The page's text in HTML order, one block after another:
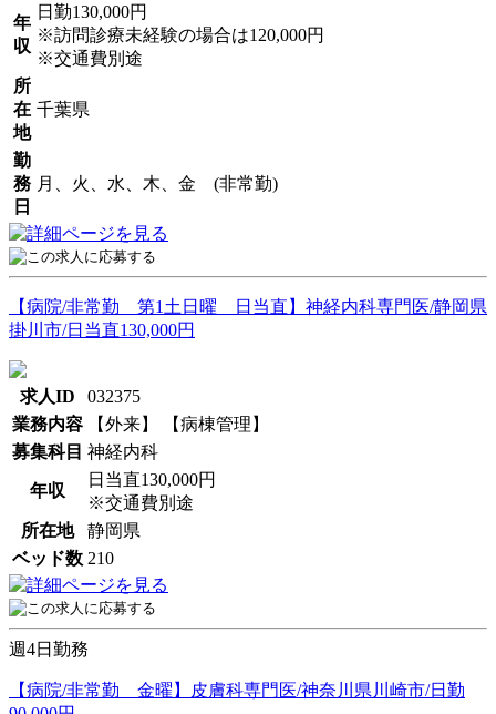
年
収
日勤130,000円
※訪問診療未経験の場合は120,000円
※交通費別途
所
在
地
千葉県
勤
務
日
月、火、水、木、金 (非常勤)
【病院/非常勤 第1土日曜 日当直】神経内科専門医/静岡県
掛川市/日当直130,000円
求人ID
032375
業務内容
【外来】 【病棟管理】
募集科目 神経内科
年収
日当直130,000円
※交通費別途
所在地
静岡県
ベッド数 210
週4日勤務
【病院/非常勤 金曜】皮膚科専門医/神奈川県川崎市/日勤